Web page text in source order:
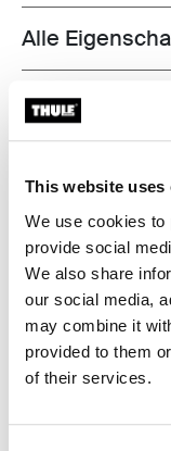
This website uses
We use cookies to
provide social
We also share
our social media,
may combine it
provided to them
of their services.
Toggle
Alle
Technische
Toggle overview
Bewertungen
Eingetragenes
Name des
335 73 Hillerstorp,